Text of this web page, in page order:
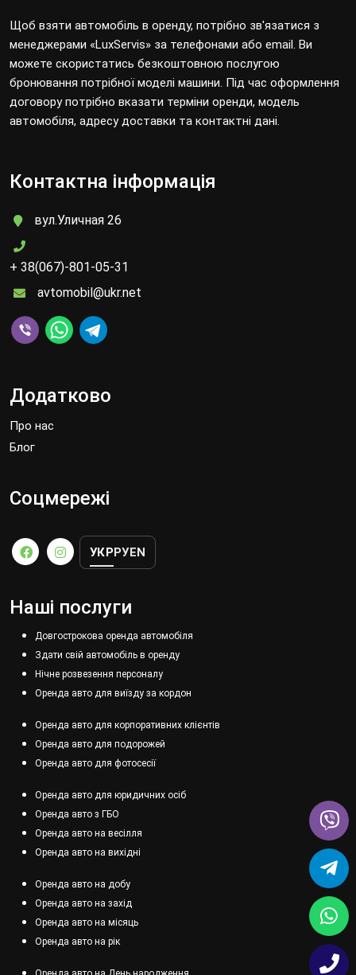
Щоб взяти автомобіль в оренду, потрібно зв'язатися з
менеджерами «LuxServis» за телефонами або email. Ви
можете скористатись безкоштовною послугою
бронювання потрібної моделі машини. Під час оформлення
договору потрібно вказати терміни оренди, модель
автомобіля, адресу доставки та контактні дані.
Контактна інформація
вул.Уличная 26
+ 38(067)-801-05-31
avtomobil@ukr.net
Додатково
Про нас
Блог
Соцмережі
УКРРУEN
Наші послуги
Довгострокова оренда автомобіля
Здати свій автомобіль в оренду
Нічне розвезення персоналу
Оренда авто для виїзду за кордон
Оренда авто для корпоративних клієнтів
Оренда авто для подорожей
Оренда авто для фотосесії
Оренда авто для юридичних осіб
Оренда авто з ГБО
Оренда авто на весілля
Оренда авто на вихідні
Оренда авто на добу
Оренда авто на захід
Оренда авто на місяць
Оренда авто на рік